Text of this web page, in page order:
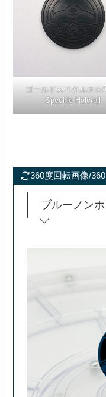
ゴールドスペクルホロ/
Speckle Holofoil
360度回転画像/
ブルーノン